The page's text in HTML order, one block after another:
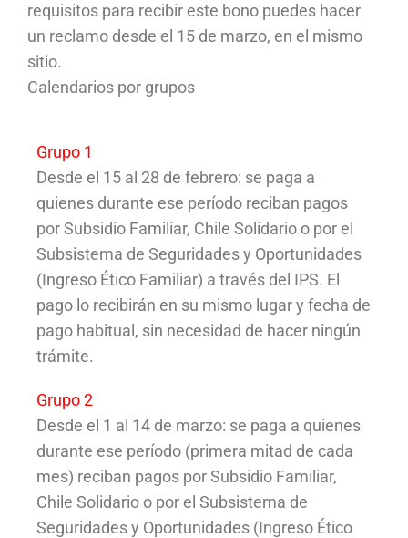
requisitos para recibir este bono puedes hacer
un reclamo desde el 15 de marzo, en el mismo
sitio.
Calendarios por grupos
Grupo 1
Desde el 15 al 28 de febrero: se paga a
quienes durante ese período reciban pagos
por Subsidio Familiar, Chile Solidario o por el
Subsistema de Seguridades y Oportunidades
(Ingreso Ético Familiar) a través del IPS. El
pago lo recibirán en su mismo lugar y fecha de
pago habitual, sin necesidad de hacer ningún
trámite.
Grupo 2
Desde el 1 al 14 de marzo: se paga a quienes
durante ese período (primera mitad de cada
mes) reciban pagos por Subsidio Familiar,
Chile Solidario o por el Subsistema de
Seguridades y Oportunidades (Ingreso Ético